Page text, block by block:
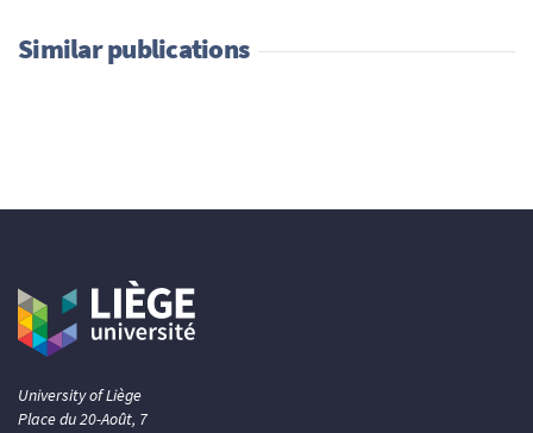
Similar publications
University of Liège
Place du 20-Août, 7